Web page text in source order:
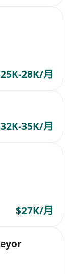
28K/月
35K/月
$27K/月